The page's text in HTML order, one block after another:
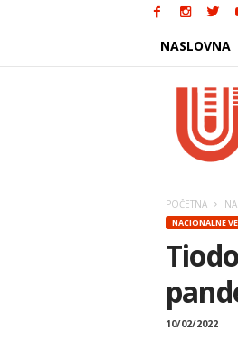
NASLOVNA
POČETNA
NACIONALNE
10/02/2022